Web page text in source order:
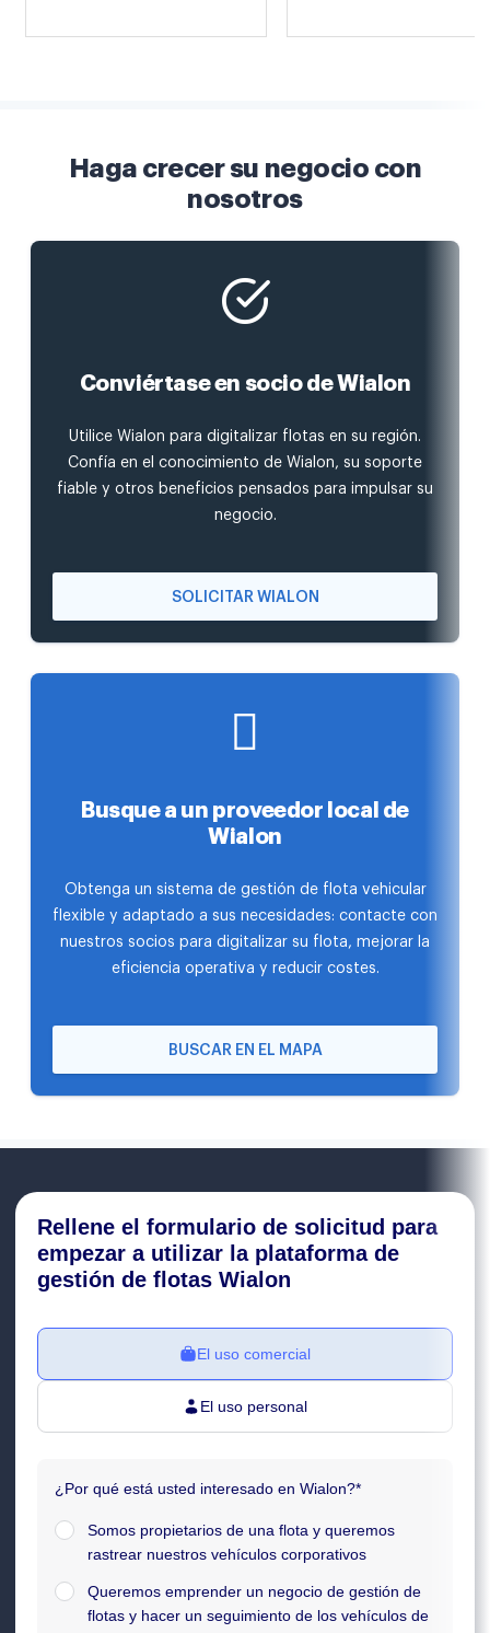
Haga crecer su negocio con
nosotros
Conviértase en socio de Wialon
Utilice Wialon para digitalizar flotas en su región.
Confía en el conocimiento de Wialon, su soporte
fiable y otros beneficios pensados para impulsar su
negocio.
SOLICITAR WIALON
Busque a un proveedor local de
Wialon
Obtenga un sistema de gestión de flota vehicular
flexible y adaptado a sus necesidades: contacte con
nuestros socios para digitalizar su flota, mejorar la
eficiencia operativa y reducir costes.
BUSCAR EN EL MAPA